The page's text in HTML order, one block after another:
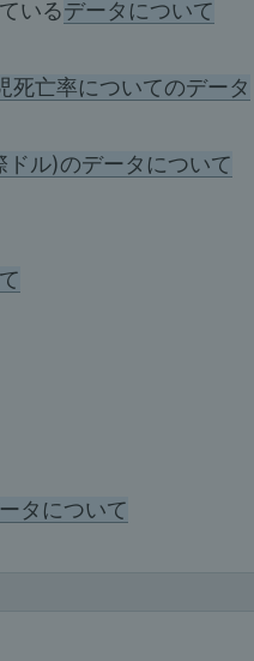
いるデータについて
死亡率についてのデータ
ル)のデータについて
タについて